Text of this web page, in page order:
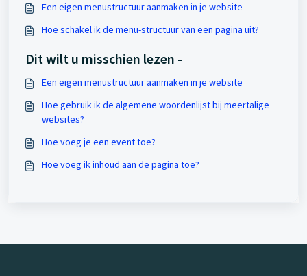
Een eigen menustructuur aanmaken in je website
Hoe schakel ik de menu-structuur van een pagina uit?
Dit wilt u misschien lezen -
Een eigen menustructuur aanmaken in je website
Hoe gebruik ik de algemene woordenlijst bij meertalige
websites?
Hoe voeg je een event toe?
Hoe voeg ik inhoud aan de pagina toe?